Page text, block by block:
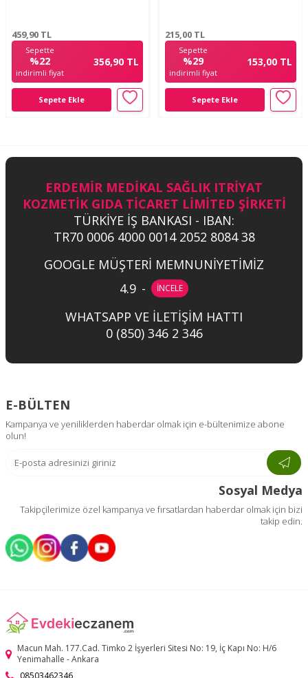
459,90 TL
Sepette
%22
indirimli fiyat
356,90 TL
Sepete Ekle
215,00 TL
Sepette
%29
indirimli fiyat
153,00 TL
Sepete Ekle
ERDEMİR MEDİKAL SAĞLIK ITRİYAT
KOZMETİK GIDA TİCARET LİMİTED ŞİRKETİ
TÜRKİYE İŞ BANKASI - IBAN:
TR70 0006 4000 0014 2052 8084 38
GOOGLE MÜŞTERİ MEMNUNİYETİMİZ
4.9 - İNCELE
WHATSAPP VE İLETİŞİM HATTI
0 (850) 346 2 346
E-BÜLTEN
Kampanya ve yeniliklerden haberdar olmak için e-bültenimize abone
olun!
Sosyal Medya
Takipçilerimize özel kampanya ve fırsatlardan haberdar olmak için bizi
takip edin.
Macun Mah. 177.Cad. Timko 2 İşyerleri Sitesi No: 19, İç Kapı No: H/6
Yenimahalle - Ankara